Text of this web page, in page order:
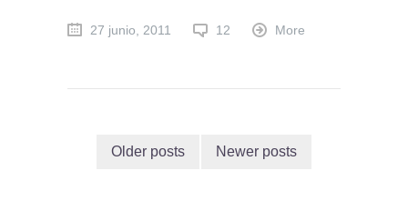
27 junio, 2011 12 More
Older posts Newer posts